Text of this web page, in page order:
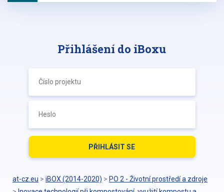
Přihlášení do iBoxu
at-cz.eu > iBOX (2014-2020) > PO 2 - Životní prostředí a zdroje